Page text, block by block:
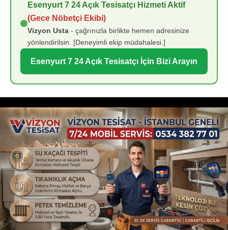
Esenyurt 7 24 Açık Tesisatçı Hizmeti Aktif
(Gece Nöbetçi Ekibi)
Vizyon Usta - çağrınızla birlikte hemen adresinize
yönlendirilsin. [Deneyimli ekip müdahalesi.]
Esenyurt 7 24 Açık Tesisatçı İçin Bizi Arayın